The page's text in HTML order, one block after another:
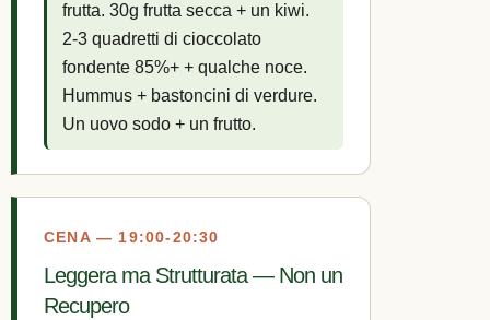
frutta. 30g frutta secca + un kiwi.
2-3 quadretti di cioccolato
fondente 85%+ + qualche noce.
Hummus + bastoncini di verdure.
Un uovo sodo + un frutto.
CENA — 19:00-20:30
Leggera ma Strutturata — Non un
Recupero